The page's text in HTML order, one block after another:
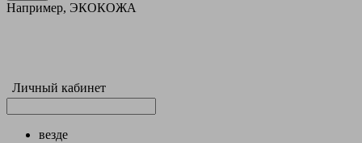
Например, ЭКОКОЖА
Личный кабинет
везде